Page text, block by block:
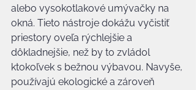
alebo vysokotlakové umývačky na
okná. Tieto nástroje dokážu vyčistiť
priestory oveľa rýchlejšie a
dôkladnejšie, než by to zvládol
ktokoľvek s bežnou výbavou. Navyše,
používajú ekologické a zároveň